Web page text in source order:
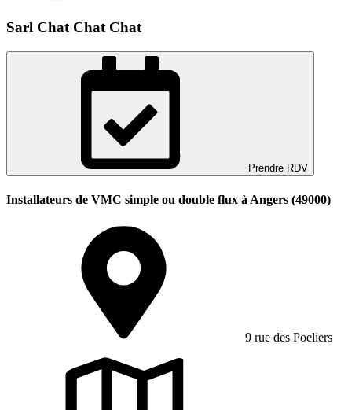
Sarl Chat Chat Chat
Prendre RDV
Installateurs de VMC simple ou double flux à Angers (49000)
9 rue des Poeliers